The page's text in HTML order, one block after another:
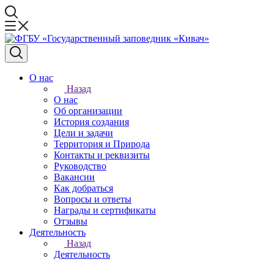
О нас
Назад
О нас
Об организации
История создания
Цели и задачи
Территория и Природа
Контакты и реквизиты
Руководство
Вакансии
Как добраться
Вопросы и ответы
Награды и сертификаты
Отзывы
Деятельность
Назад
Деятельность